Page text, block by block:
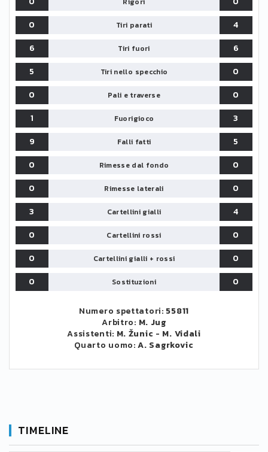
0
Tiri parati
4
6
Tiri fuori
6
5
Tiri nello specchio
0
0
Pali e traverse
0
1
Fuorigioco
3
9
Falli fatti
5
0
Rimesse dal fondo
0
0
Rimesse laterali
0
3
Cartellini gialli
4
0
Cartellini rossi
0
0
Cartellini gialli + rossi
0
0
Sostituzioni 0
Numero spettatori: 55811
Arbitro: M. Jug
Assistenti: M. Žunic - M. Vidali
Quarto uomo:A. Sagrkovic
TIMELINE